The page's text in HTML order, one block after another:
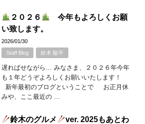
２０２６
今年もよろしくお願
い致します。
2026/01/30
Staff Blog
鈴木 駿平
遅ればせながら… みなさま、２０２６年今年
も１年どうぞよろしくお願いいたします！
新年最初のブログということで お正月休
みや、ここ最近の …
鈴木のグルメ
ver. 2025もあとわ